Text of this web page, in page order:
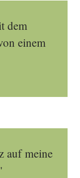
dem
einem
auf meine